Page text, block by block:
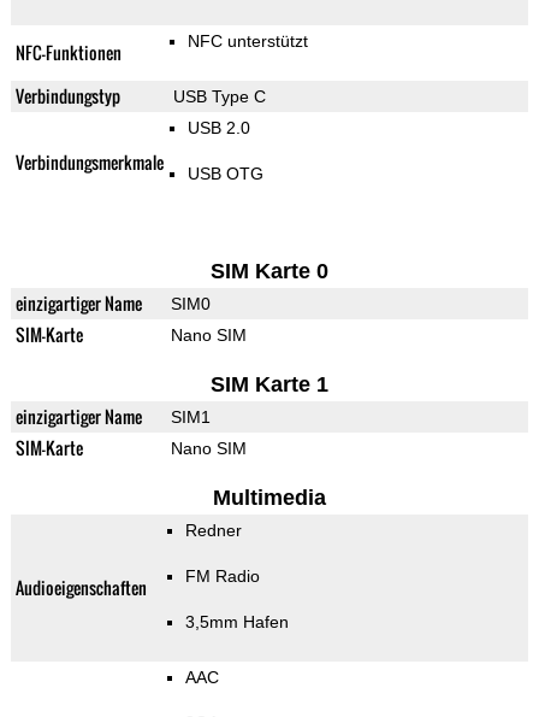
NFC-Funktionen NFC unterstützt
Verbindungstyp USB Type C
Verbindungsmerkmale
USB 2.0
USB OTG
SIM Karte 0
einzigartiger Name SIM0
SIM-Karte Nano SIM
SIM Karte 1
einzigartiger Name SIM1
SIM-Karte Nano SIM
Multimedia
Audioeigenschaften
Redner
FM Radio
3,5mm Hafen
AAC